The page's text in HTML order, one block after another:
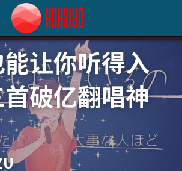
Ono)
(サイレントサイレン)
让你听得入
破亿翻唱神